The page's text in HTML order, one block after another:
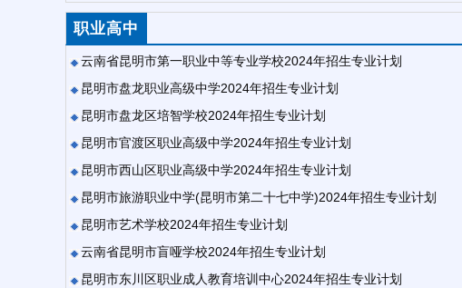
职业高中
云南省昆明市第一职业中等专业学校2024年招生专业计划
昆明市盘龙职业高级中学2024年招生专业计划
昆明市盘龙区培智学校2024年招生专业计划
昆明市官渡区职业高级中学2024年招生专业计划
昆明市西山区职业高级中学2024年招生专业计划
昆明市旅游职业中学(昆明市第二十七中学)2024年招生专业计划
昆明市艺术学校2024年招生专业计划
云南省昆明市盲哑学校2024年招生专业计划
昆明市东川区职业成人教育培训中心2024年招生专业计划